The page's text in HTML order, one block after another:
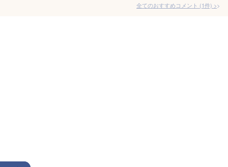
全てのおすすめコメント (1件) >